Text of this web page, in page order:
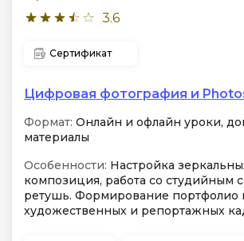
3.6
Сертификат
Цифровая фотография и
Формат: Онлайн и офлайн уроки,
материалы
Особенности: Настройка
композиция, работа со студийным
ретушь. Формирование портфолио
художественных и репортажных